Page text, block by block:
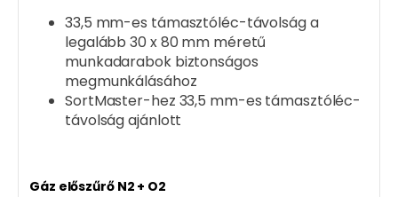
33,5 mm-es támasztóléc-távolság a
legalább 30 x 80 mm méretű
munkadarabok biztonságos
megmunkálásához
SortMaster-hez 33,5 mm-es támasztóléc-
távolság ajánlott
Gáz előszűrő N2 + O2